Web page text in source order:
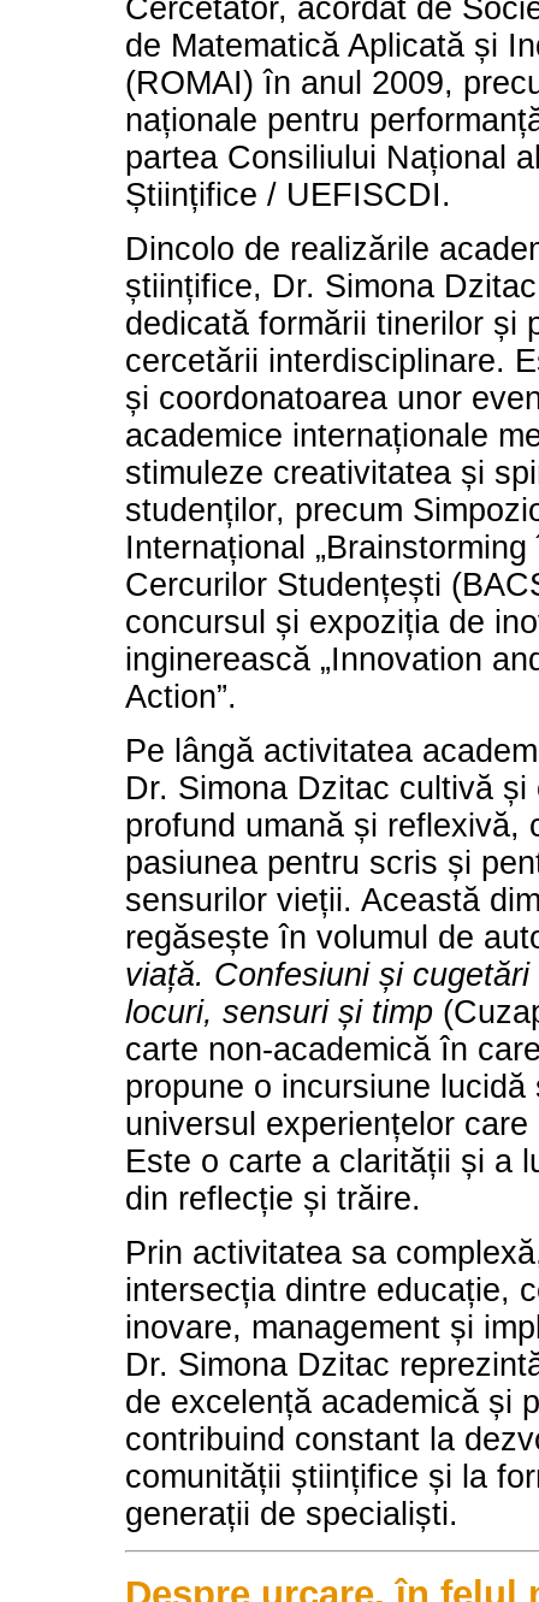
Cercetător, acordat de
de Matematică Aplicată și
(ROMAI) în anul 2009,
naționale pentru
partea Consiliului Național
Științifice / UEFISCDI.
Dincolo de realizările
științifice, Dr. Simona
dedicată formării tinerilor și
cercetării interdisciplinare.
și coordonatoarea unor
academice internaționale
stimuleze creativitatea și
studenților, precum
Internațional
Cercurilor Studențești
concursul și expoziția de
inginerească „Innovation
Action”.
Pe lângă activitatea
Dr. Simona Dzitac cultivă și
profund umană și reflexivă,
pasiunea pentru scris și
sensurilor vieții. Această
regăsește în volumul de
viață. Confesiuni și
locuri, sensuri și timp
carte non-academică în
propune o incursiune
universul experiențelor
Este o carte a clarității și a
din reflecție și trăire.
Prin activitatea sa
intersecția dintre educație,
inovare, management și
Dr. Simona Dzitac
de excelență academică și
contribuind constant la
comunității științifice și la
generații de specialiști.